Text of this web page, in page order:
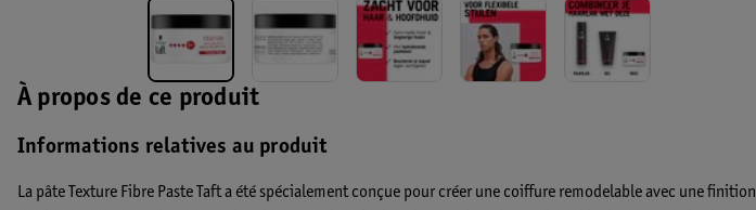
À propos de ce produit
Informations relatives au produit
La pâte Texture Fibre Paste Taft a été spécialement conçue pour créer une coiffure remodelable avec une finition